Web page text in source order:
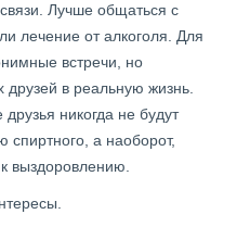
Лучше общаться с
лечение от алкоголя. Для
встречи, но
друзей в реальную жизнь.
никогда не будут
спиртного, а наоборот,
выздоровлению.